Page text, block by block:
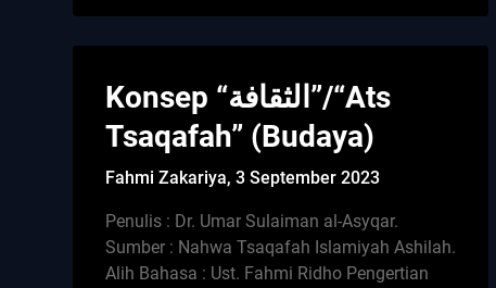
Konsep “الثقافة”/“Ats
Tsaqafah” (Budaya)
Fahmi Zakariya,3 September 2023
Penulis : Dr. Umar Sulaiman al-Asyqar.
Sumber : Nahwa Tsaqafah Islamiyah Ashilah.
Alih Bahasa : Ust. Fahmi Ridho Pengertian